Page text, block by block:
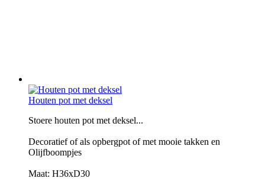
Houten pot met deksel
Stoere houten pot met deksel...
Decoratief of als opbergpot of met mooie takken en
Olijfboompjes
Maat: H36xD30